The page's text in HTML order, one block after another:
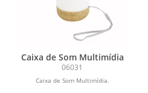
Caixa de Som Multimídia
06031
Caixa de Som Multimídia.